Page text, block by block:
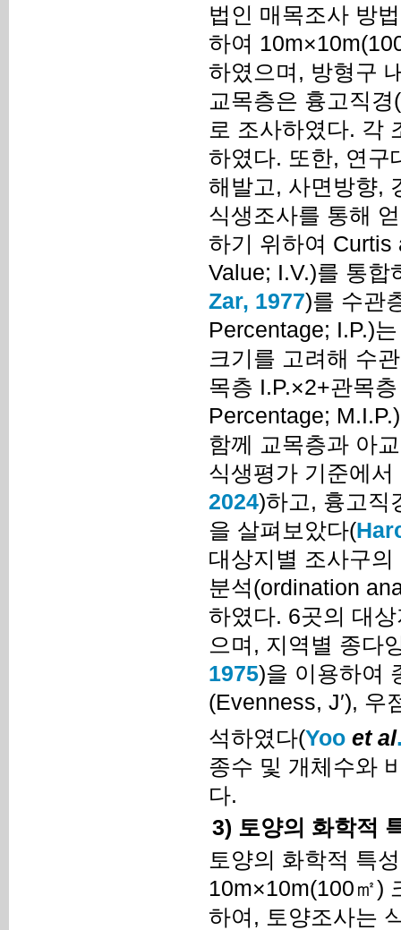
법인 매목조사 방
하여
하였으며, 방형구
교목층은 흉고직
로 조사하였다. 각
하였다. 또한, 연구
해발고, 사면방향,
식생조사를 통해
하기 위하여 Curtis
Value; I.V.)를 통합
Zar, 1977)를 수관
Percentage; I.P.)
크기를 고려해 수
목층 I.P.×2+관목
Percentage;
함께 교목층과 아
식생평가 기준에
2024)하고, 흉고직
을 살펴보았다(
대상지별 조사구
분석(ordination
하였다. 6곳의 대
으며, 지역별 종다
1975)을 이용하여
(Evenness, J′), 우
석하였다(Yoo et al
종수 및 개체수와
다.
3) 토양의 화학적
토양의 화학적 특
10m×10m(100㎡)
하여, 토양조사는